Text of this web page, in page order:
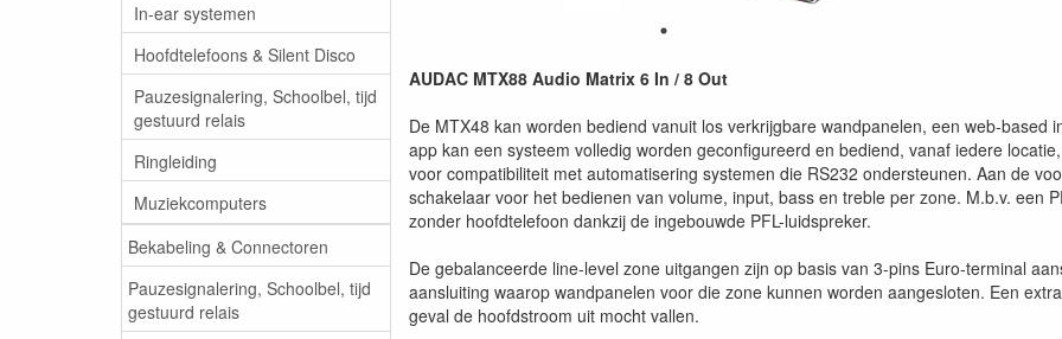
In-ear systemen
Hoofdtelefoons & Silent Disco
Pauzesignalering, Schoolbel, tijd
gestuurd relais
Ringleiding
Muziekcomputers
Bekabeling & Connectoren
Pauzesignalering, Schoolbel, tijd
gestuurd relais
AUDAC MTX88 Audio Matrix 6 In / 8 Out
De MTX48 kan worden bediend vanuit los verkrijgbare wandpanelen, een web-based
app kan een systeem volledig worden geconfigureerd en bediend, vanaf iedere
voor compatibiliteit met automatisering systemen die RS232 ondersteunen. Aan de
schakelaar voor het bedienen van volume, input, bass en treble per zone. M.b.v. een
zonder hoofdtelefoon dankzij de ingebouwde PFL-luidspreker.
De gebalanceerde line-level zone uitgangen zijn op basis van 3-pins Euro-terminal
aansluiting waarop wandpanelen voor die zone kunnen worden aangesloten. Een
geval de hoofdstroom uit mocht vallen.